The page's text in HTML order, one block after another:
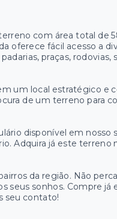
com área total de
oferece fácil acesso a
praças, rodovias,
um local estratégico e
de um terreno para
disponível em nosso
Adquira já este terreno
da região. Não
seus sonhos. Compre já
seu contato!